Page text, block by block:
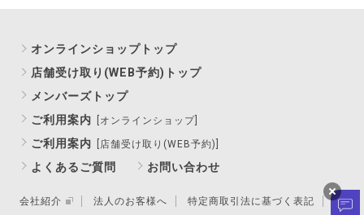
オンラインショップトップ
店舗受け取り(WEB予約)トップ
メンバーズトップ
ご利用案内
[オンラインショップ]
ご利用案内 [店舗受け取り(WEB予約)]
よくあるご質問 お問い合わせ
会社紹介 法人のお客様へ
特定商取引法に基づく表記